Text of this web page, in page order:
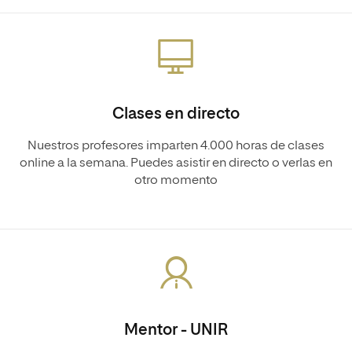
Clases en directo
Nuestros profesores imparten 4.000 horas de clases
online a la semana. Puedes asistir en directo o verlas en
otro momento
Mentor - UNIR